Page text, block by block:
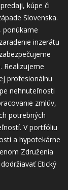
kúpe či
Slovenska.
ponúkame
inzerátu
Realizujeme
profesionálnu
nehnuteľnosti
zmlúv,
potrebných
V portfóliu
a hypotekárne
Združenia
Etický